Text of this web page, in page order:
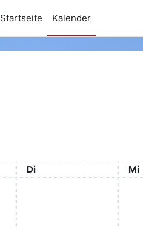
Startseite
Kalender
Dienstag
Di Mi